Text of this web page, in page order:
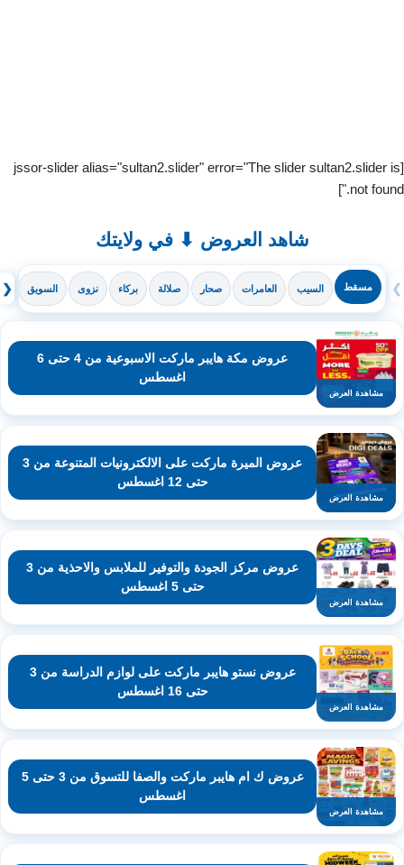
[jssor-slider alias="sultan2.slider" error="The slider sultan2.slider is
not found."]
شاهد العروض ⬇ في ولايتك
❮ مسقط السيب العامرات صحار صلالة بركاء نزوى السويق ❯
مشاهدة العرض
عروض مكة هايبر ماركت الاسبوعية من 4 حتى 6
اغسطس
مشاهدة العرض
عروض الميرة ماركت على الالكترونيات المتنوعة من 3
حتى 12 اغسطس
مشاهدة العرض
عروض مركز الجودة والتوفير للملابس والاحذية من 3
حتى 5 اغسطس
مشاهدة العرض
عروض نستو هايبر ماركت على لوازم الدراسة من 3
حتى 16 اغسطس
مشاهدة العرض
عروض ك ام هايبر ماركت والصفا للتسوق من 3 حتى 5
اغسطس